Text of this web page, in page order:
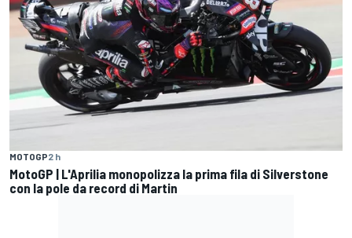
MOTOGP2 h
MotoGP | L'Aprilia monopolizza la prima fila di Silverstone
con la pole da record di Martin